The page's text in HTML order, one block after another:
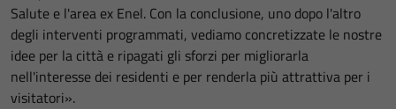
Salute e l'area ex Enel. Con la conclusione, uno dopo l'altro
degli interventi programmati, vediamo concretizzate le nostre
idee per la città e ripagati gli sforzi per migliorarla
nell'interesse dei residenti e per renderla più attrattiva per i
visitatori».